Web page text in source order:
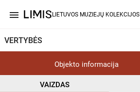
menu LIETUVOS MUZIEJŲ KOLEKCIJOS
VERTYBĖS
Objekto informacija
VAIZDAS